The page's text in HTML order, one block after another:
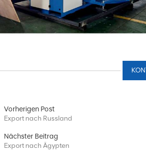
Vorherigen Post
Export nach Russland
Nächster Beitrag
Export nach Ägypten